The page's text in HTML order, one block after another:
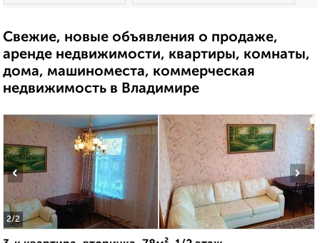
Свежие, новые объявления о продаже,
аренде недвижимости, квартиры, комнаты,
дома, машиноместа, коммерческая
недвижимость в Владимире
2/2
‹ ›